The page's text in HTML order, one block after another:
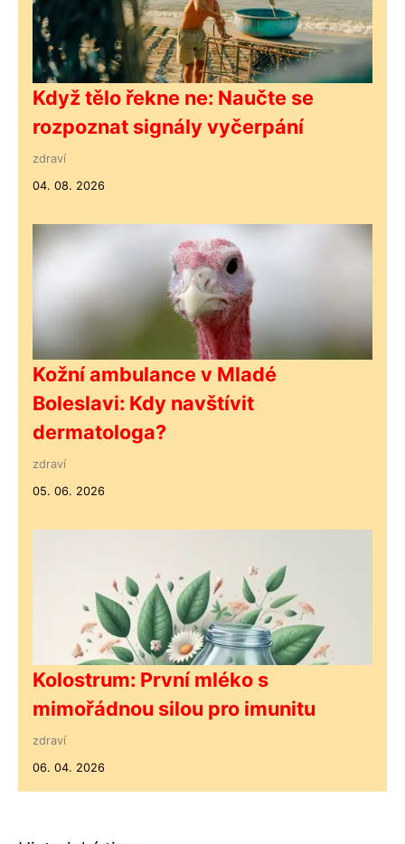
Když tělo řekne ne: Naučte se
rozpoznat signály vyčerpání
zdraví
04. 08. 2026
Kožní ambulance v Mladé
Boleslavi: Kdy navštívit
dermatologa?
zdraví
05. 06. 2026
Kolostrum: První mléko s
mimořádnou silou pro imunitu
zdraví
06. 04. 2026